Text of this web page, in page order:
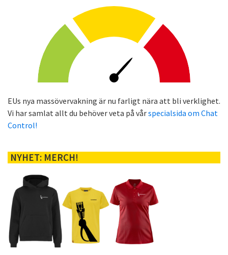
EUs nya massövervakning är nu farligt nära att bli verklighet.
Vi har samlat allt du behöver veta på vårspecialsida om Chat
Control!
NYHET: MERCH!